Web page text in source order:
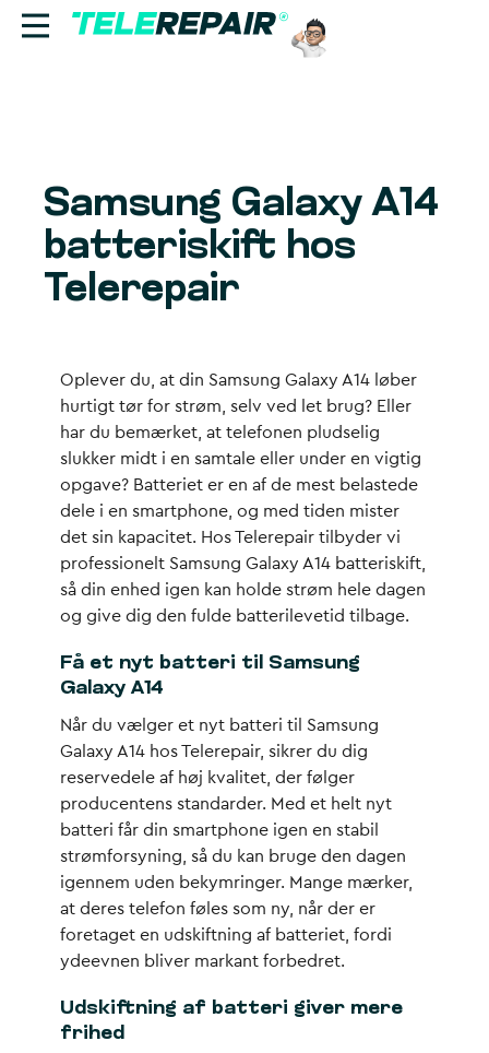
Find butik
Erhverv
Samsung Galaxy A14
batteriskift hos
Telerepair
Oplever du, at din Samsung Galaxy A14 løber
hurtigt tør for strøm, selv ved let brug? Eller
har du bemærket, at telefonen pludselig
slukker midt i en samtale eller under en vigtig
opgave? Batteriet er en af de mest belastede
dele i en smartphone, og med tiden mister
det sin kapacitet. Hos Telerepair tilbyder vi
professionelt Samsung Galaxy A14 batteriskift,
så din enhed igen kan holde strøm hele dagen
og give dig den fulde batterilevetid tilbage.
Få et nyt batteri til Samsung
Galaxy A14
Når du vælger et nyt batteri til Samsung
Galaxy A14 hos Telerepair, sikrer du dig
reservedele af høj kvalitet, der følger
producentens standarder. Med et helt nyt
batteri får din smartphone igen en stabil
strømforsyning, så du kan bruge den dagen
igennem uden bekymringer. Mange mærker,
at deres telefon føles som ny, når der er
foretaget en udskiftning af batteriet, fordi
ydeevnen bliver markant forbedret.
Udskiftning af batteri giver mere
frihed